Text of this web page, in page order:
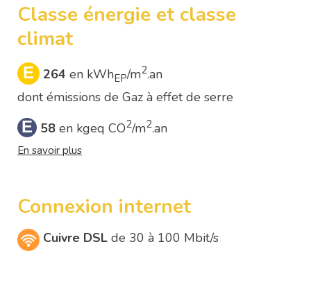
Classe énergie et classe
climat
E 264 en kWhEP/m2.an
dont émissions de Gaz à effet de serre
E 58 en kgeq CO2/m2.an
En savoir plus
Connexion internet
Cuivre DSL de 30 à 100 Mbit/s